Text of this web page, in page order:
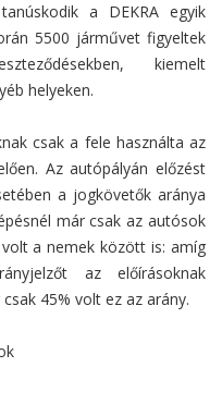
a DEKRA egyik
5500 járművet figyeltek
kiemelt
helyeken.
csak a fele használta az
Az autópályán előzést
a jogkövetők aránya
már csak az autósok
a nemek között is: amíg
az előírásoknak
45% volt ez az arány.